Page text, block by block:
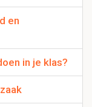
en
in je klas?